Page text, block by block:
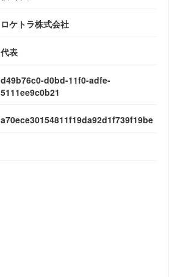
ロケトラ株式会社
代表
d49b76c0-d0bd-11f0-adfe-
5111ee9c0b21
a70ece30154811f19da92d1f739f19be